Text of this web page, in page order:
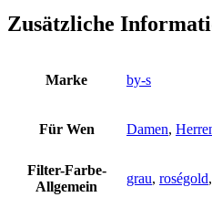
Zusätzliche
Marke by-s
Für Wen Damen,
Filter-Farbe-
Allgemein
grau, roségold,